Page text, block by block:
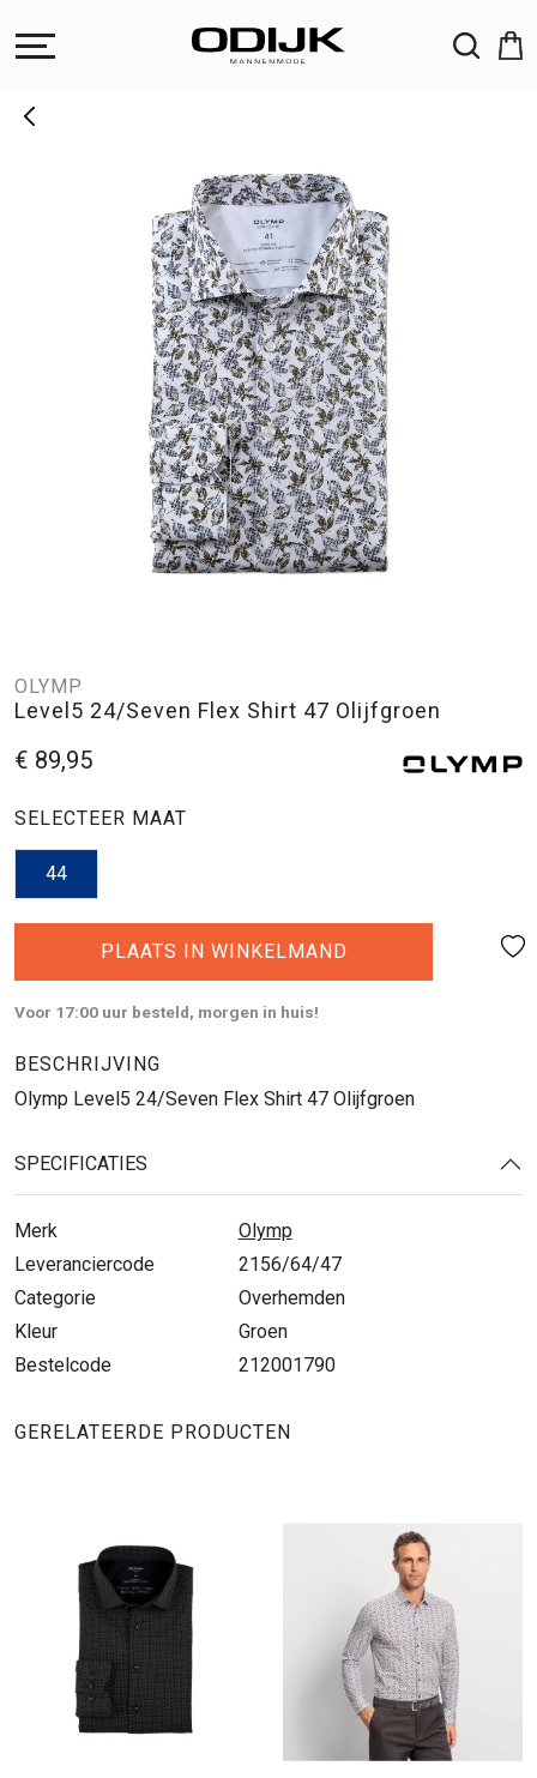
OLYMP
Level5 24/Seven Flex Shirt 47 Olijfgroen
€ 89,95
SELECTEER MAAT
44
PLAATS IN WINKELMAND
Voor 17:00 uur besteld, morgen in huis!
BESCHRIJVING
Olymp Level5 24/Seven Flex Shirt 47 Olijfgroen
SPECIFICATIES
Merk
Olymp
Leveranciercode
2156/64/47
Categorie
Overhemden
Kleur
Groen
Bestelcode
212001790
GERELATEERDE PRODUCTEN